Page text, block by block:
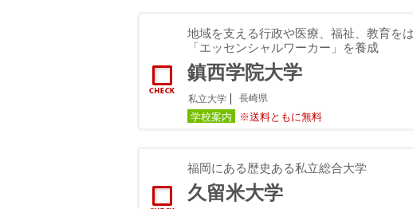
地域を支える行政や医療、福祉、教育を
「エッセンシャルワーカー」を養成
鎮西学院大学
私立大学 長崎県
学校案内 ※送料ともに無料
福岡にある歴史ある私立総合大学
久留米大学